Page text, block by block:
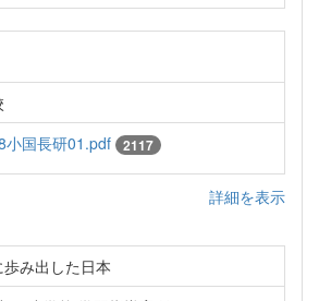
小国長研01.pdf 2117
詳細を表示
み出した日本